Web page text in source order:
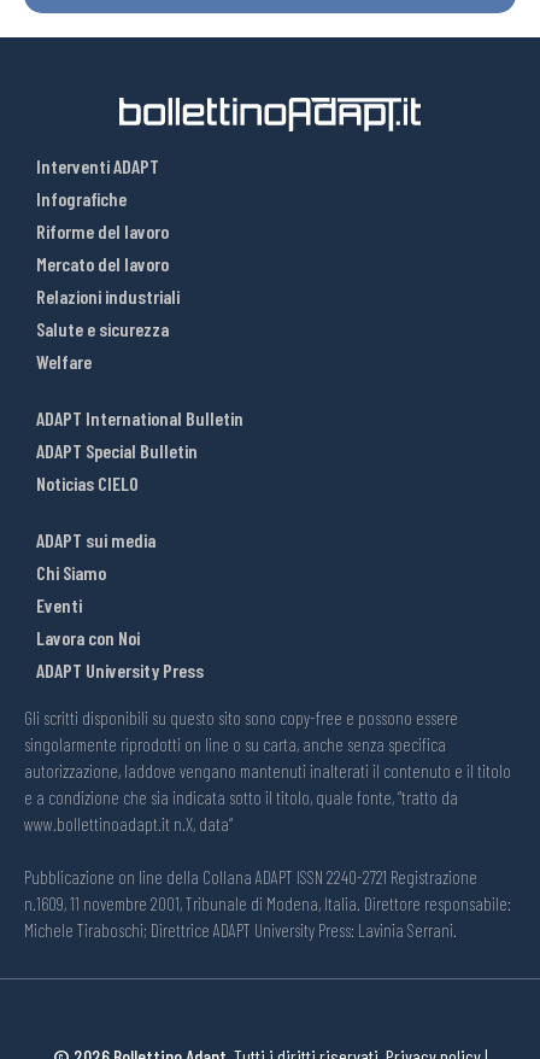
Interventi ADAPT
Infografiche
Riforme del lavoro
Mercato del lavoro
Relazioni industriali
Salute e sicurezza
Welfare
ADAPT International Bulletin
ADAPT Special Bulletin
Noticias CIELO
ADAPT sui media
Chi Siamo
Eventi
Lavora con Noi
ADAPT University Press
Gli scritti disponibili su questo sito sono copy-free e possono essere
singolarmente riprodotti on line o su carta, anche senza specifica
autorizzazione, laddove vengano mantenuti inalterati il contenuto e il titolo
e a condizione che sia indicata sotto il titolo, quale fonte, “tratto da
www.bollettinoadapt.it n.X, data“
Pubblicazione on line della Collana ADAPT ISSN 2240-2721 Registrazione
n.1609, 11 novembre 2001, Tribunale di Modena, Italia. Direttore responsabile:
Michele Tiraboschi; Direttrice ADAPT University Press: Lavinia Serrani.